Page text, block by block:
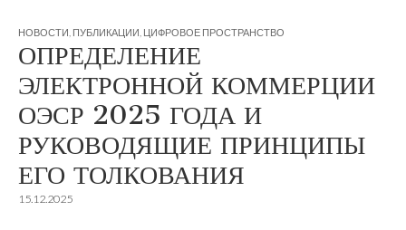
НОВОСТИ ПУБЛИКАЦИИ ЦИФРОВОЕ ПРОСТРАНСТВО
ОПРЕДЕЛЕНИЕ
ЭЛЕКТРОННОЙ КОММЕРЦИИ
ОЭСР 2025 ГОДА И
РУКОВОДЯЩИЕ ПРИНЦИПЫ
ЕГО ТОЛКОВАНИЯ
15.12.2025